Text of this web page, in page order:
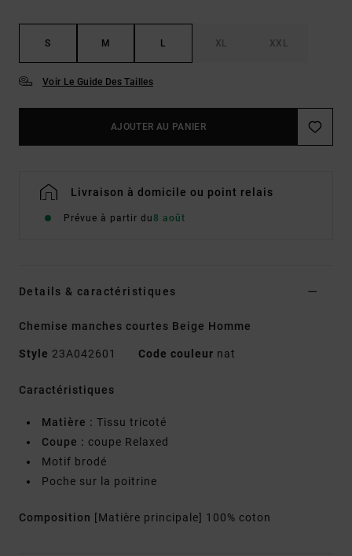
S M L XL XXL
Voir Le Guide Des Tailles
AJOUTER AU PANIER
Livraison à domicile ou point relais
Prévue à partir du8 août
Details & caractéristiques
Chemise manches courtes Beige Homme
Style 23A042601 Code couleur nat
Caractéristiques
Matière : Tissu tricoté
Coupe : coupe Relaxed
Motif brodé
Poche sur la poitrine
Composition [Matière principale] 100% coton